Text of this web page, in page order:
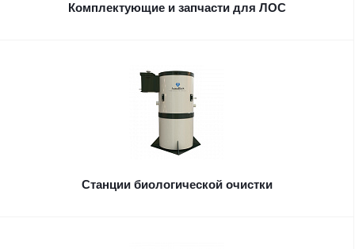
Комплектующие и запчасти для ЛОС
Станции биологической очистки